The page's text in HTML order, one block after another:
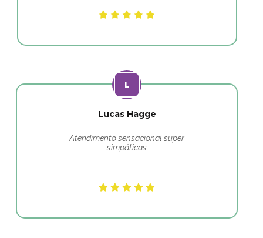
Lucas Hagge
Atendimento sensacional super
simpáticas